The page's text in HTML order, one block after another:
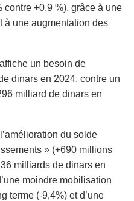
+0,9 %), grâce à une
à une augmentation des
un besoin de
dinars en 2024, contre un
milliard de dinars en
du solde
» (+690 millions
milliards de dinars en
moindre mobilisation
terme (-9,4%) et d’une